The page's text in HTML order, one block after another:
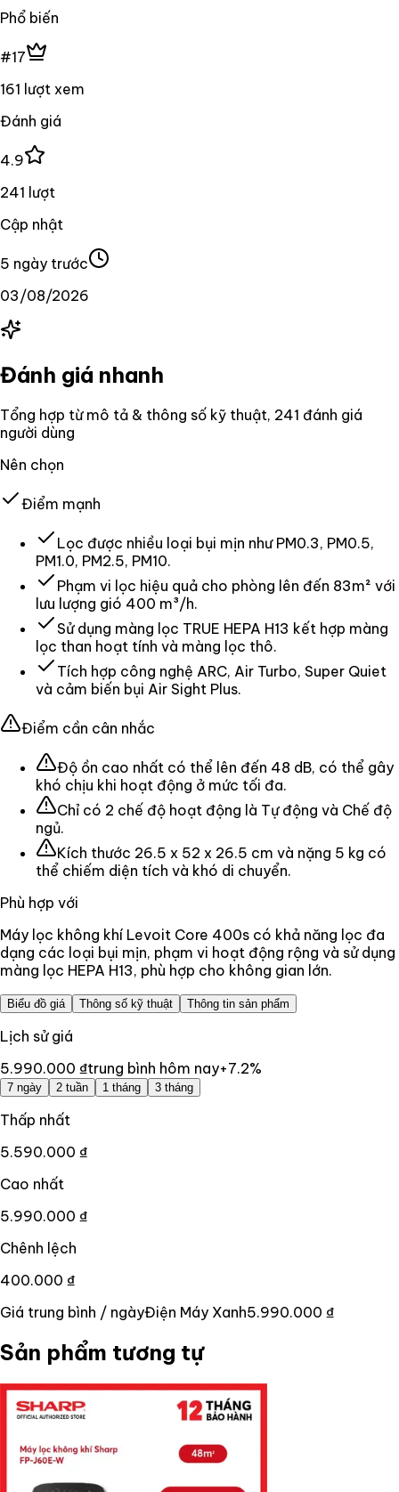
Phổ biến
#17
161 lượt xem
Đánh giá
4.9
241 lượt
Cập nhật
5 ngày trước
03/08/2026
Đánh giá nhanh
Tổng hợp từ mô tả & thông số kỹ thuật, 241 đánh giá
người dùng
Nên chọn
Điểm mạnh
Lọc được nhiều loại bụi mịn như PM0.3, PM0.5,
PM1.0, PM2.5, PM10.
Phạm vi lọc hiệu quả cho phòng lên đến 83m² với
lưu lượng gió 400 m³/h.
Sử dụng màng lọc TRUE HEPA H13 kết hợp màng
lọc than hoạt tính và màng lọc thô.
Tích hợp công nghệ ARC, Air Turbo, Super Quiet
và cảm biến bụi Air Sight Plus.
Điểm cần cân nhắc
Độ ồn cao nhất có thể lên đến 48 dB, có thể gây
khó chịu khi hoạt động ở mức tối đa.
Chỉ có 2 chế độ hoạt động là Tự động và Chế độ
ngủ.
Kích thước 26.5 x 52 x 26.5 cm và nặng 5 kg có
thể chiếm diện tích và khó di chuyển.
Phù hợp với
Máy lọc không khí Levoit Core 400s có khả năng lọc đa
dạng các loại bụi mịn, phạm vi hoạt động rộng và sử dụng
màng lọc HEPA H13, phù hợp cho không gian lớn.
Biểu đồ giá Thông số kỹ thuật Thông tin sản phẩm
Lịch sử giá
5.990.000 ₫trung bình hôm nay+7.2%
7 ngày 2 tuần 1 tháng 3 tháng
Thấp nhất
5.590.000 ₫
Cao nhất
5.990.000 ₫
Chênh lệch
400.000 ₫
Giá trung bình / ngàyĐiện Máy Xanh5.990.000 ₫
Sản phẩm tương tự